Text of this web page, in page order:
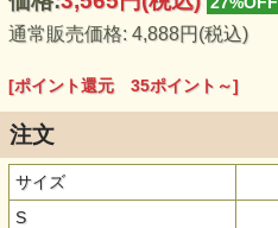
通常販売価格: 4,888円(税込)
[ポイント還元 35ポイント～]
注文
サイズ
S